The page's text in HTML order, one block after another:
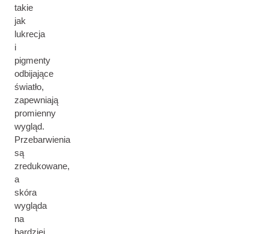
takie
jak
lukrecja
i
pigmenty
odbijające
światło,
zapewniają
promienny
wygląd.
Przebarwienia
są
zredukowane,
a
skóra
wygląda
na
bardziej